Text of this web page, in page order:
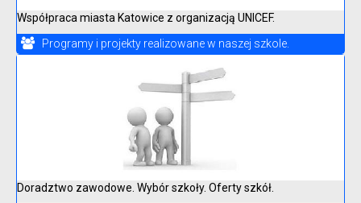
Współpraca miasta Katowice z organizacją UNICEF.
Programy i projekty realizowane w naszej szkole.
Doradztwo zawodowe. Wybór szkoły. Oferty szkół.